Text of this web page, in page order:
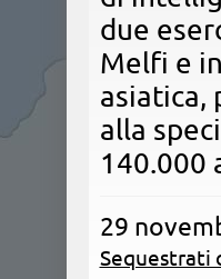
due
Melfi e
asiatica,
alla
140.000
29
Sequestrati